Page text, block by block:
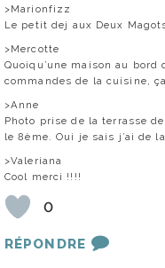
>Marionfizz
Le petit dej aux Deux
>Mercotte
Quoiqu’une maison au bord
commandes de la cuisine,
>Anne
Photo prise de la terrasse
le 8ème. Oui je sais j’ai de
>Valeriana
Cool merci !!!!
0
RÉPONDRE